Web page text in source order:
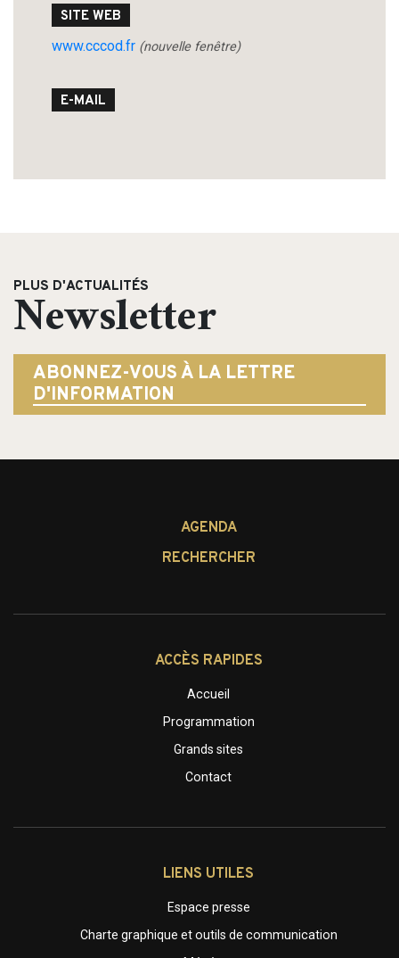
SITE WEB
www.cccod.fr (nouvelle fenêtre)
E-MAIL
PLUS D'ACTUALITÉS
Newsletter
ABONNEZ-VOUS À LA LETTRE
D'INFORMATION
AGENDA
RECHERCHER
ACCÈS RAPIDES
Accueil
Programmation
Grands sites
Contact
LIENS UTILES
Espace presse
Charte graphique et outils de communication